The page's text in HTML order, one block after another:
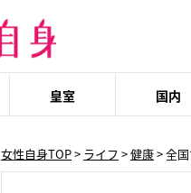
皇室 国内
女性自身TOP> ライフ >健康> 全